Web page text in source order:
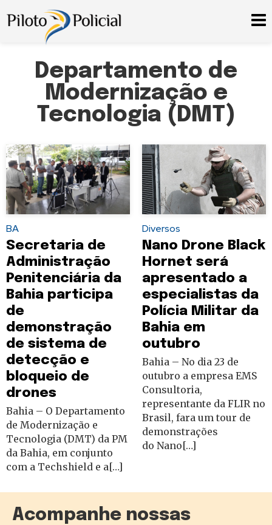
Departamento de
Modernização e
Tecnologia (DMT)
BA
Secretaria de
Administração
Penitenciária da
Bahia participa
de
demonstração
de sistema de
detecção e
bloqueio de
drones
Bahia – O Departamento
de Modernização e
Tecnologia (DMT) da PM
da Bahia, em conjunto
com a Techshield e a[…]
Diversos
Nano Drone Black
Hornet será
apresentado a
especialistas da
Polícia Militar da
Bahia em
outubro
Bahia – No dia 23 de
outubro a empresa EMS
Consultoria,
representante da FLIR no
Brasil, fara um tour de
demonstrações
do Nano[…]
Acompanhe nossas